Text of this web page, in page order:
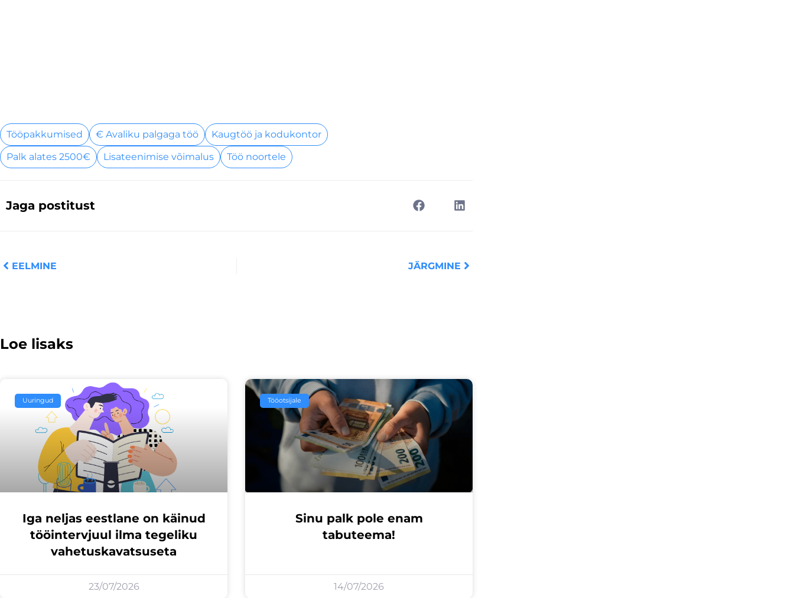
Tööpakkumised € Avaliku palgaga töö
Kaugtöö ja kodukontor
Palk alates 2500€
Lisateenimise võimalus Töö noortele
Jaga postitust
EELMINE JÄRGMINE
Loe lisaks
Uuringud
Iga neljas eestlane on käinud
tööintervjuul ilma tegeliku
vahetuskavatsuseta
23/07/2026
Tööotsijale
Sinu palk pole enam
tabuteema!
14/07/2026